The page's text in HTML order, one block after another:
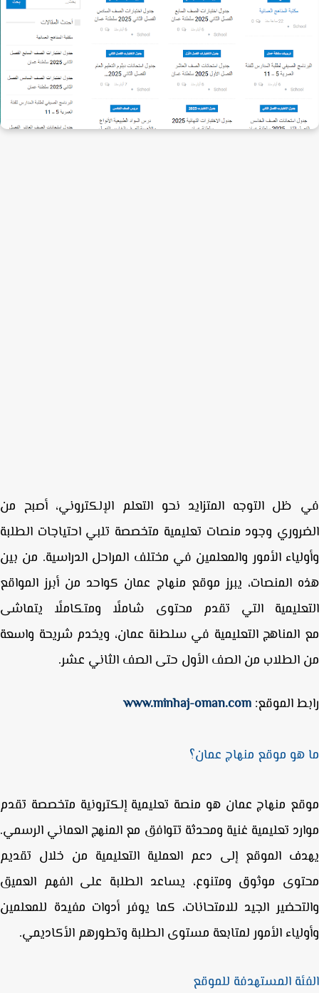
ظل التوجه المتزايد نحو التعلم الإلكتروني، أصبح من
وجود منصات تعليمية متخصصة تلبي احتياجات الطلبة
الأمور والمعلمين في مختلف المراحل الدراسية. من بين
المنصات، يبرزموقع منهاج عمانكواحد من أبرز المواقع
التي تقدم محتوى شاملًا ومتكاملًا يتماشى
المناهج التعليمية في سلطنة عمان، ويخدم شريحة واسعة
من الصف الأول حتى الصف الثاني عشر.
الموقع:www.minhaj-oman.com
موقع منهاج عمان؟
منهاج عمانهو منصة تعليمية إلكترونية متخصصة تقدم
تعليمية غنية ومحدثة تتوافق معالمنهج العماني الرسمي.
الموقع إلى دعم العملية التعليمية من خلال تقديم
موثوق ومتنوع، يساعد الطلبة علىالفهم العميق
الجيد للامتحانات، كما يوفر أدوات مفيدة للمعلمين
الأمور لمتابعة مستوى الطلبة وتطورهم الأكاديمي.
المستهدفة للموقع